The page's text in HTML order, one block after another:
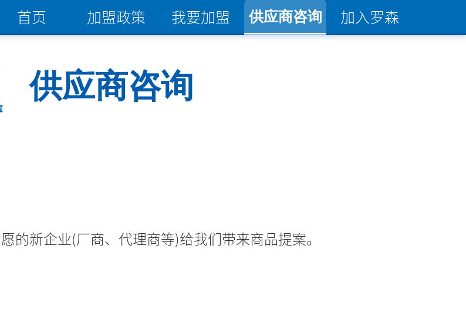
首页 加盟政策 我要加盟 供应商咨询 加入罗森
供应商咨询
的新企业(厂商、代理商等)给我们带来商品提案。